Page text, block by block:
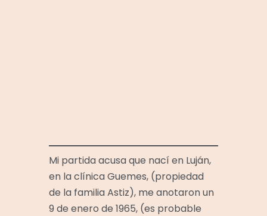
Mi partida acusa que nací en Luján,
en la clínica Guemes, (propiedad
de la familia Astiz), me anotaron un
9 de enero de 1965, (es probable